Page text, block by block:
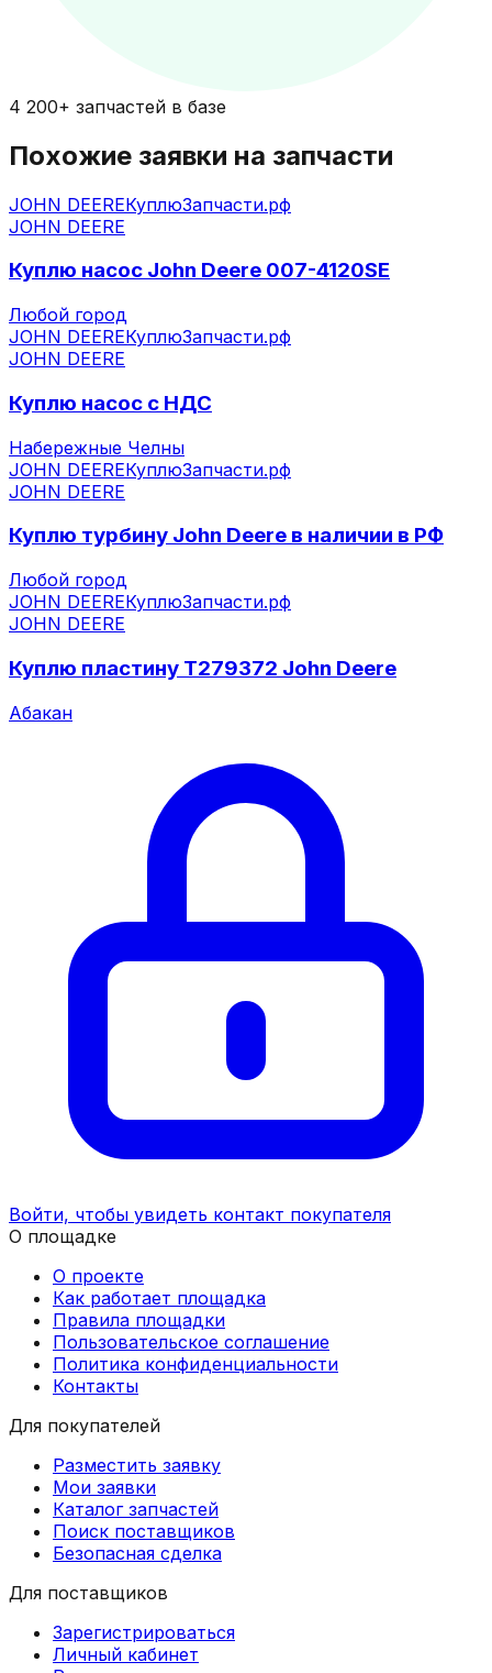
4 200+ запчастей в базе
Похожие заявки на запчасти
JOHN DEEREКуплюЗапчасти.рф
JOHN DEERE
Куплю насос John Deere 007-4120SE
Любой город
JOHN DEEREКуплюЗапчасти.рф
JOHN DEERE
Куплю насос с НДС
Набережные Челны
JOHN DEEREКуплюЗапчасти.рф
JOHN DEERE
Куплю турбину John Deere в наличии в РФ
Любой город
JOHN DEEREКуплюЗапчасти.рф
JOHN DEERE
Куплю пластину T279372 John Deere
Абакан
Войти, чтобы увидеть контакт покупателя
О площадке
О проекте
Как работает площадка
Правила площадки
Пользовательское соглашение
Политика конфиденциальности
Контакты
Для покупателей
Разместить заявку
Мои заявки
Каталог запчастей
Поиск поставщиков
Безопасная сделка
Для поставщиков
Зарегистрироваться
Личный кабинет